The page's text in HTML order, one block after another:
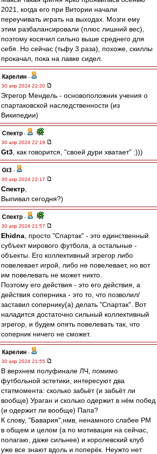
2021, когда его при Витории начали
переучивать играть на выходах. Мозги ему
этим разбалансировали (плюс лишний вес),
поэтому косячил сильно выше среднего для
себя. Но сейчас (тьфу 3 раза), похоже, скиллы
прокачал, пока на лавке сидел.
Карелин -
30 апр 2024 22:20
Эгрегор Мендель - основоположник учения о
спартаковской наследственности (из
Википедии)
Спектр -
30 апр 2024 22:19
Gt3 , как говорится, "своей дури хватает" :)))
Gt3 -
30 апр 2024 22:17
Спектр
Выпивал сегодня?)
Спектр -
30 апр 2024 21:57
Ehidna , просто "Спартак" - это единственный
субъект мирового футбола, а остальные -
объекты. Его коллективный эгрегор либо
повелевает игрой, либо не повелевает, но вот
им повелевать не может никто.
Поэтому его действия - это его действия, а
действия соперника - это то, что позволил/
заставил сопернику(а) делать "Спартак". Вот
наладится достаточно сильный коллективный
эгрегор, и будем опять повелевать так, что
соперник ничего не сможет.
Карелин -
30 апр 2024 21:55
В верхнем полуфинале ЛЧ, помимо
футбольной эстетики, интересуют два
статмомента: сколько забьёт (и забьёт ли
вообще) Ураган и сколько одержит в нём побед
(и одержит ли вообще) Папа?
К слову, "Бавария",нмв, ненамного слабее РМ
в общем и целом (а по мотивации на сейчас,
полагаю, даже сильнее) и королевский клуб
уже все знают вдоль и поперёк. Неужто нет